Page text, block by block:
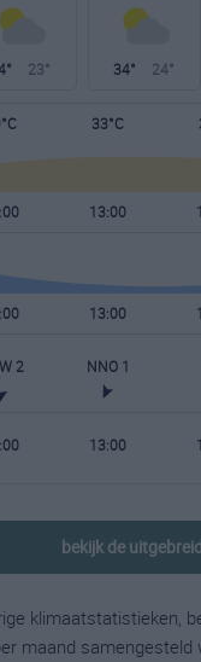
23° 34° 24°
33°C
13:00
13:00
2 NNO 1
13:00
bekijk de
klimaatstatistieken,
maand samengesteld